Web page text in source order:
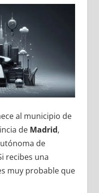
al municipio dе
dе Madrid,
dе
recibes una
muy probable quе